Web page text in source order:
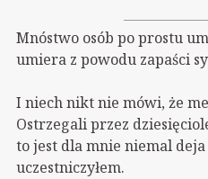
Mnóstwo osób po prostu
umiera z powodu zapaści
I niech nikt nie mówi, że
Ostrzegali przez
to jest dla mnie niemal
uczestniczyłem.